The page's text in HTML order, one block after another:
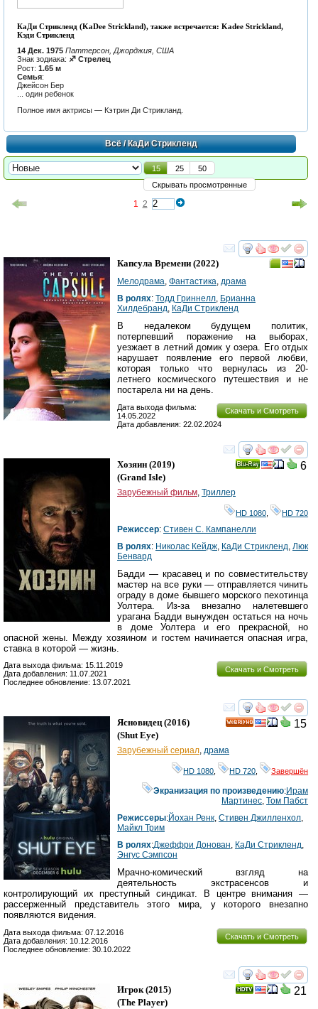
КаДи Стрикленд (KaDee Strickland), также встречается: Kadee Strickland,
Кэди Стрикленд
14 Дек. 1975 Паттерсон, Джорджия, США
Знак зодиака: ♐ Стрелец
Рост: 1.65 м
Семья:
Джейсон Бер
... один ребенок
Полное имя актрисы — Кэтрин Ди Стрикланд.
Всё/ КаДи Стрикленд
15 25
50
Скрывать просмотренные
1 2
смотреть
Капсула Времени (2022)
Мелодрама Фантастика драма
В ролях: Тодд Гриннелл Брианна
Хилдебранд КаДи Стрикленд
В недалеком будущем политик,
потерпевший поражение на выборах,
уезжает в летний домик у озера. Его отдых
нарушает появление его первой любви,
которая только что вернулась из 20-
летнего космического путешествия и не
постарела ни на день.
Скачать и Смотреть
Дата выхода фильма:
14.05.2022
Дата добавления: 22.02.2024
смотреть
6
Хозяин (2019)
(Grand Isle)
Зарубежный фильм Триллер
HD 1080 HD 720
Режиссер: Стивен С. Кампанелли
В ролях: Николас Кейдж КаДи Стрикленд Люк
Бенвард
Бадди — красавец и по совместительству
мастер на все руки — отправляется чинить
ограду в доме бывшего морского пехотинца
Уолтера. Из-за внезапно налетевшего
урагана Бадди вынужден остаться на ночь
в доме Уолтера и его прекрасной, но
опасной жены. Между хозяином и гостем начинается опасная игра,
ставка в которой — жизнь.
Скачать и Смотреть
Дата выхода фильма: 15.11.2019
Дата добавления: 11.07.2021
Последнее обновление: 13.07.2021
смотреть
15
Ясновидец(2016)
(Shut Eye)
Зарубежный сериал, драма
HD 1080 HD 720 Завершён
Экранизация по произведению:Ирам
Мартинес,Том Пабст
Режиссеры:Йохан Ренк, Стивен Джилленхол,
Майкл Трим
В ролях:Джеффри Донован, КаДи Стрикленд,
Энгус Сэмпсон
Мрачно-комический взгляд на
деятельность экстрасенсов и
контролирующий их преступный синдикат. В центре внимания —
рассерженный представитель этого мира, у которого внезапно
появляются видения.
Скачать и Смотреть
Дата выхода фильма: 07.12.2016
Дата добавления: 10.12.2016
Последнее обновление: 30.10.2022
смотреть
21
Игрок(2015)
(The Player)